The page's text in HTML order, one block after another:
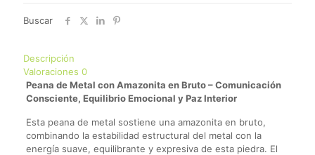
Buscar
Descripción
Valoraciones 0
Peana de Metal con Amazonita en Bruto – Comunicación
Consciente, Equilibrio Emocional y Paz Interior
Esta peana de metal sostiene una amazonita en bruto,
combinando la estabilidad estructural del metal con la
energía suave, equilibrante y expresiva de esta piedra. El